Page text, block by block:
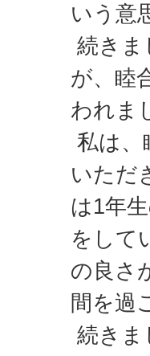
いう意
続きま
が、睦
われま
私は、
いただ
は1年
をして
の良さ
間を過
続きま